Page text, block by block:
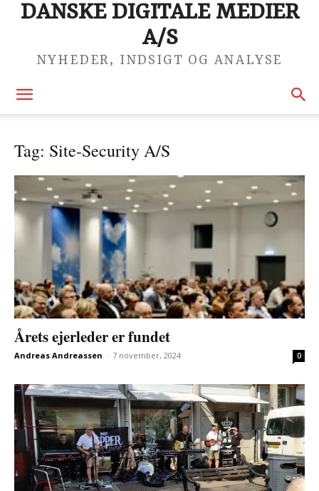
DANSKE DIGITALE MEDIER
A/S
NYHEDER, INDSIGT OG ANALYSE
Tag: Site-Security A/S
Årets ejerleder er fundet
Andreas Andreassen - 7 november, 2024 0